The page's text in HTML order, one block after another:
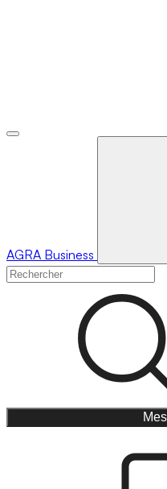
AGRA Business